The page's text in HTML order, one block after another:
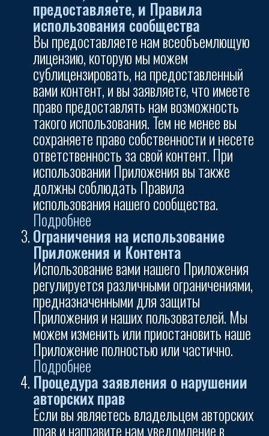
предоставляете, и Правила
использования сообщества
Вы предоставляете нам всеобъемлющую
лицензию, которую мы можем
сублицензировать, на предоставленный
вами контент, и вы заявляете, что имеете
право предоставлять нам возможность
такого использования. Тем не менее вы
сохраняете право собственности и несете
ответственность за свой контент. При
использовании Приложения вы также
должны соблюдать Правила
использования нашего сообщества.
Подробнее
Ограничения на использование
Приложения и Контента
Использование вами нашего Приложения
регулируется различными ограничениями,
предназначенными для защиты
Приложения и наших пользователей. Мы
можем изменить или приостановить наше
Приложение полностью или частично.
Подробнее
Процедура заявления о нарушении
авторских прав
Если вы являетесь владельцем авторских
прав и направите нам уведомление в